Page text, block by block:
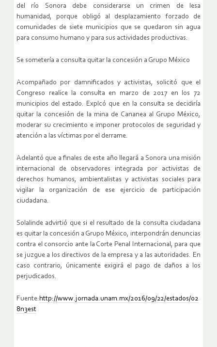
del río Sonora debe considerarse un crimen de lesa
humanidad, porque obligó al desplazamiento forzado de
comunidades de siete municipios que se quedaron sin agua
para consumo humano y para sus actividades productivas.
Se sometería a consulta quitar la concesión a Grupo México
Acompañado por damnificados y activistas, solicitó que el
Congreso realice la consulta en marzo de 2017 en los 72
municipios del estado. Explcó que en la consulta se decidiría
quitar la concesión de la mina de Cananea al Grupo México,
moderar su crecimiento e imponer protocolos de seguridad y
atención a las víctimas por el derrame.
Adelantó que a finales de este año llegará a Sonora una misión
internacional de observadores integrada por activistas de
derechos humanos, ambientalistas y activistas sociales para
vigilar la organización de ese ejercicio de participación
ciudadana.
Solalinde advirtió que si el resultado de la consulta ciudadana
es quitar la concesión a Grupo México, interpondrán denuncias
contra el consorcio ante la Corte Penal Internacional, para que
se juzgue a los directivos de la empresa y a las autoridades. En
caso contrario, únicamente exigirá el pago de daños a los
perjudicados.
Fuente: http://www.jornada.unam.mx/2016/09/22/estados/02
8n3est